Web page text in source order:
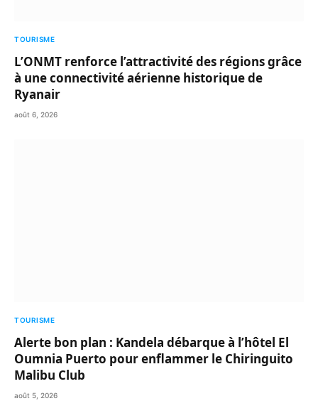
TOURISME
L’ONMT renforce l’attractivité des régions grâce
à une connectivité aérienne historique de
Ryanair
août 6, 2026
TOURISME
Alerte bon plan : Kandela débarque à l’hôtel El
Oumnia Puerto pour enflammer le Chiringuito
Malibu Club
août 5, 2026